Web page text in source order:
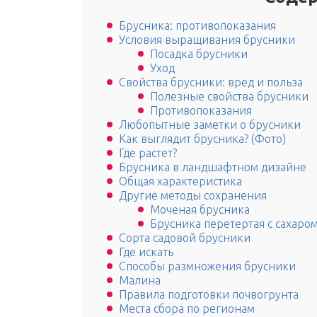
Брусника: противопоказания
Условия выращивания брусники
Посадка брусники
Уход
Свойства брусники: вред и польза
Полезные свойства брусники
Противопоказания
Любопытные заметки о брусники
Как выглядит брусника? (Фото)
Где растет?
Брусника в ландшафтном дизайне
Общая характеристика
Другие методы сохранения
Моченая брусника
Брусника перетертая с
Сорта садовой брусники
Где искать
Способы размножения брусники
Малина
Правила подготовки почвогрунта
Места сбора по регионам